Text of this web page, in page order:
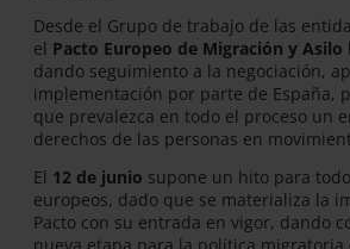
Desde el Grupo de trabajo de las
el Pacto Europeo de Migración y Asilo
dando seguimiento a la negociación,
implementación por parte de España,
que prevalezca en todo el proceso un
derechos de las personas en
El 12 de junio supone un hito para
europeos, dado que se materializa la
Pacto con su entrada en vigor, dando
nueva etapa para la política